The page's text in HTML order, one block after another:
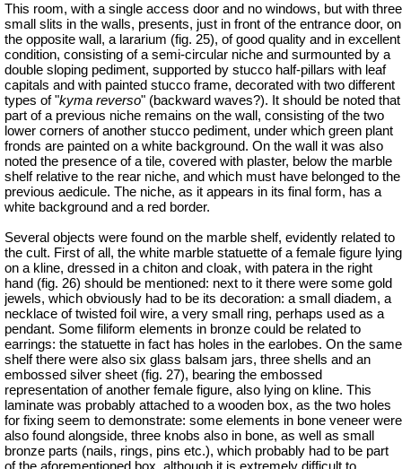
This room, with a single access door and no windows, but with three
small slits in the walls, presents, just in front of the entrance door, on
the opposite wall, a lararium (fig. 25), of good quality and in excellent
condition, consisting of a semi-circular niche and surmounted by a
double sloping pediment, supported by stucco half-pillars with leaf
capitals and with painted stucco frame, decorated with two different
types of "kyma reverso" (backward waves?). It should be noted that
part of a previous niche remains on the wall, consisting of the two
lower corners of another stucco pediment, under which green plant
fronds are painted on a white background. On the wall it was also
noted the presence of a tile, covered with plaster, below the marble
shelf relative to the rear niche, and which must have belonged to the
previous aedicule. The niche, as it appears in its final form, has a
white background and a red border.
Several objects were found on the marble shelf, evidently related to
the cult. First of all, the white marble statuette of a female figure lying
on a kline, dressed in a chiton and cloak, with patera in the right
hand (fig. 26) should be mentioned: next to it there were some gold
jewels, which obviously had to be its decoration: a small diadem, a
necklace of twisted foil wire, a very small ring, perhaps used as a
pendant. Some filiform elements in bronze could be related to
earrings: the statuette in fact has holes in the earlobes. On the same
shelf there were also six glass balsam jars, three shells and an
embossed silver sheet (fig. 27), bearing the embossed
representation of another female figure, also lying on kline. This
laminate was probably attached to a wooden box, as the two holes
for fixing seem to demonstrate: some elements in bone veneer were
also found alongside, three knobs also in bone, as well as small
bronze parts (nails, rings, pins etc.), which probably had to be part